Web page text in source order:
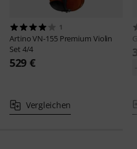
1
ArtinoVN-155 Premium Violin
Set 4/4
529 €
Vergleichen